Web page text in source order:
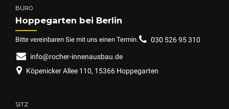
BÜRO
Hoppegarten bei Berlin
Bitte vereinbaren Sie mit uns einen Termin. 030 526 95 310
info@rocher-innenausbau.de
Köpenicker Allee 110, 15366 Hoppegarten
SITZ